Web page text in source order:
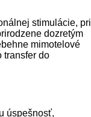
stimulácie, pri
dozretým
mimotelové
transfer do
úspešnosť,